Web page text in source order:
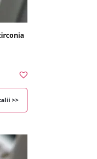
>>